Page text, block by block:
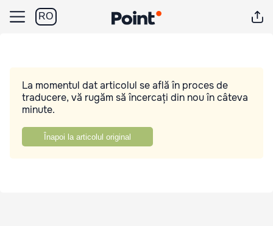
RO
La momentul dat articolul se află în proces de
traducere, vă rugăm să încercați din nou în câteva
minute.
Înapoi la articolul original